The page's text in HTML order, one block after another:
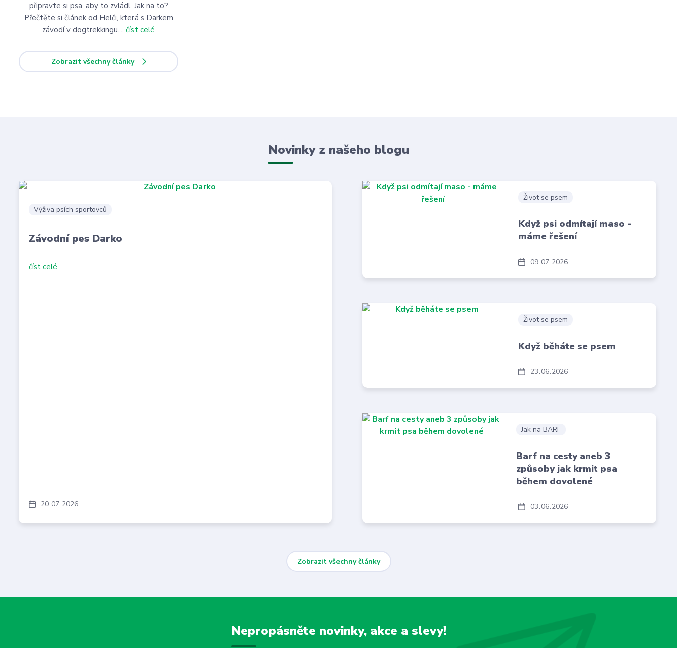
připravte si psa, aby to zvládl. Jak na to?
Přečtěte si článek od Helči, která s Darkem
závodí v dogtrekkingu....číst celé
Zobrazit všechny články
Novinky z našeho blogu
20 07 2026
Výživa psích sportovců
Závodní pes Darko
číst celé 09 07 2026
Život se psem
Když psi odmítají maso -
máme řešení
23 06 2026
Život se psem
Když běháte se psem
03 06 2026
Jak na BARF
Barf na cesty aneb 3
způsoby jak krmit psa
během dovolené
Zobrazit všechny články
Nepropásněte novinky, akce a slevy!